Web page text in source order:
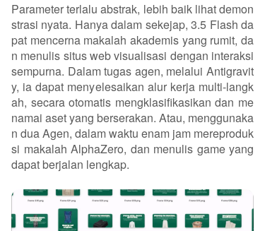
Parameter terlalu abstrak, lebih baik lihat demon
strasi nyata. Hanya dalam sekejap, 3.5 Flash da
pat mencerna makalah akademis yang rumit, da
n menulis situs web visualisasi dengan interaksi
sempurna. Dalam tugas agen, melalui Antigravit
y, ia dapat menyelesaikan alur kerja multi-langk
ah, secara otomatis mengklasifikasikan dan me
namai aset yang berserakan. Atau, menggunaka
n dua Agen, dalam waktu enam jam mereproduk
si makalah AlphaZero, dan menulis game yang
dapat berjalan lengkap.